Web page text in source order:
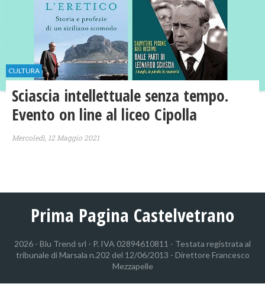
CULTURA
Sciascia intellettuale senza tempo.
Evento on line al liceo Cipolla
Mercoledì, 12 Maggio 2021
Prima Pagina Castelvetrano
2026 - Blu Trend srl - P. IVA 02894610811 - Testata registrata al
tribunale di Marsala n.202 del 12/06/2013 - Direttore Francesco
Mezzapelle